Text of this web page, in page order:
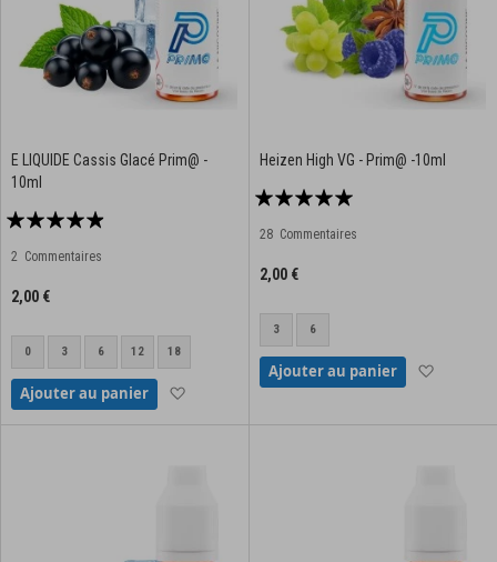
E LIQUIDE Cassis Glacé Prim@ -
10ml
Notation:
2 Commentaires
2,00 €
0 3 6 12 18
Ajouter au panier Ajouter à la liste d'achats
Heizen High VG - Prim@ -10ml
Notation:
28 Commentaires
2,00 €
3 6
Ajouter au panier